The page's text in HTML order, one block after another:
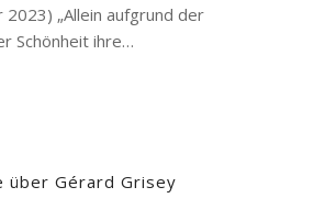
„Allein aufgrund der
Schönheit ihre…
über Gérard Grisey